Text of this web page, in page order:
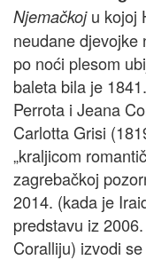
Njemačkoju kojoj
neudane djevojke
po noći plesom
baleta bila je
Perrota i Jeana
Carlotta Grisi
„kraljicom
zagrebačkoj
2014. (kada je
predstavu iz
Coralliju) izvodi